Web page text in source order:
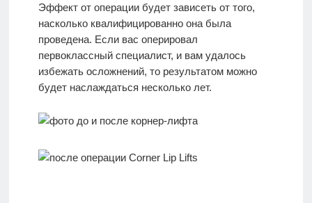
Эффект от операции будет зависеть от того,
насколько квалифицированно она была
проведена. Если вас оперировал
первоклассный специалист, и вам удалось
избежать осложнений, то результатом можно
будет наслаждаться несколько лет.